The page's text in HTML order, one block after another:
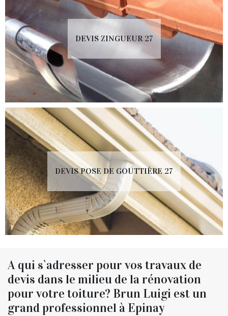
DEVIS ZINGUEUR 27
DEVIS POSE DE GOUTTIÈRE 27
A qui s`adresser pour vos travaux de
devis dans le milieu de la rénovation
pour votre toiture? Brun Luigi est un
grand professionnel à Epinay